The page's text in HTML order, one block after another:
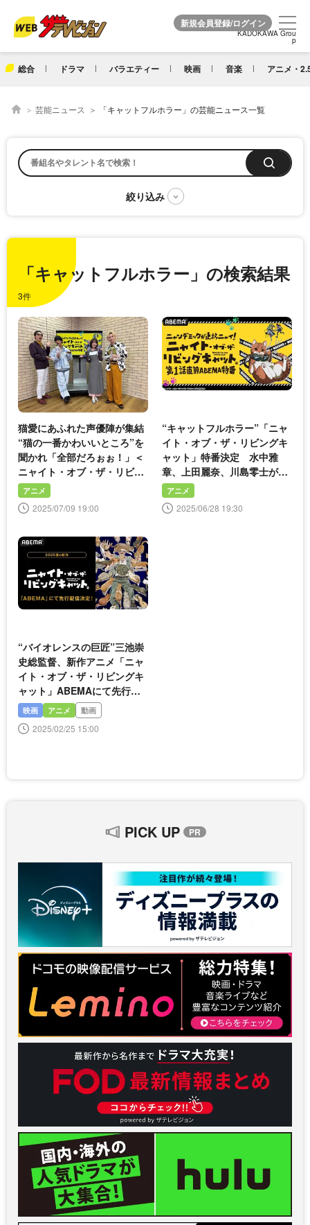
KADOKAWA Grou
p
総合 ドラマ バラエティー 映画 音楽 アニメ・
KADOKAWA Grou
p
芸能ニュース 「キャットフルホラー」の芸能ニュース一覧
「キャットフルホラー」の検索結果
3件
猫愛にあふれた声優陣が集結
“猫の一番かわいいところ”を
聞かれ「全部だろぉぉ！」＜
ニャイト・オブ・ザ・リビン
グキャット＞
アニメ
2025/07/09 19:00
“キャットフルホラー”「ニャ
イト・オブ・ザ・リビングキ
ャット」特番決定 水中雅
章、上田麗奈、川島零士が生
出演
アニメ
2025/06/28 19:30
“バイオレンスの巨匠”三池崇
史総監督、新作アニメ「ニャ
イト・オブ・ザ・リビングキ
ャット」ABEMAにて先行配
信決定
映画 アニメ 動画
2025/02/25 15:00
PICK UP